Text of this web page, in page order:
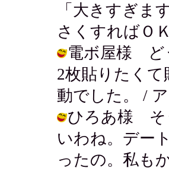
「大きすぎま
さくすればＯ
電ボ屋様 ど
2枚貼りたく
動でした。 /
ひろあ様 そ
いわね。デー
ったの。私も